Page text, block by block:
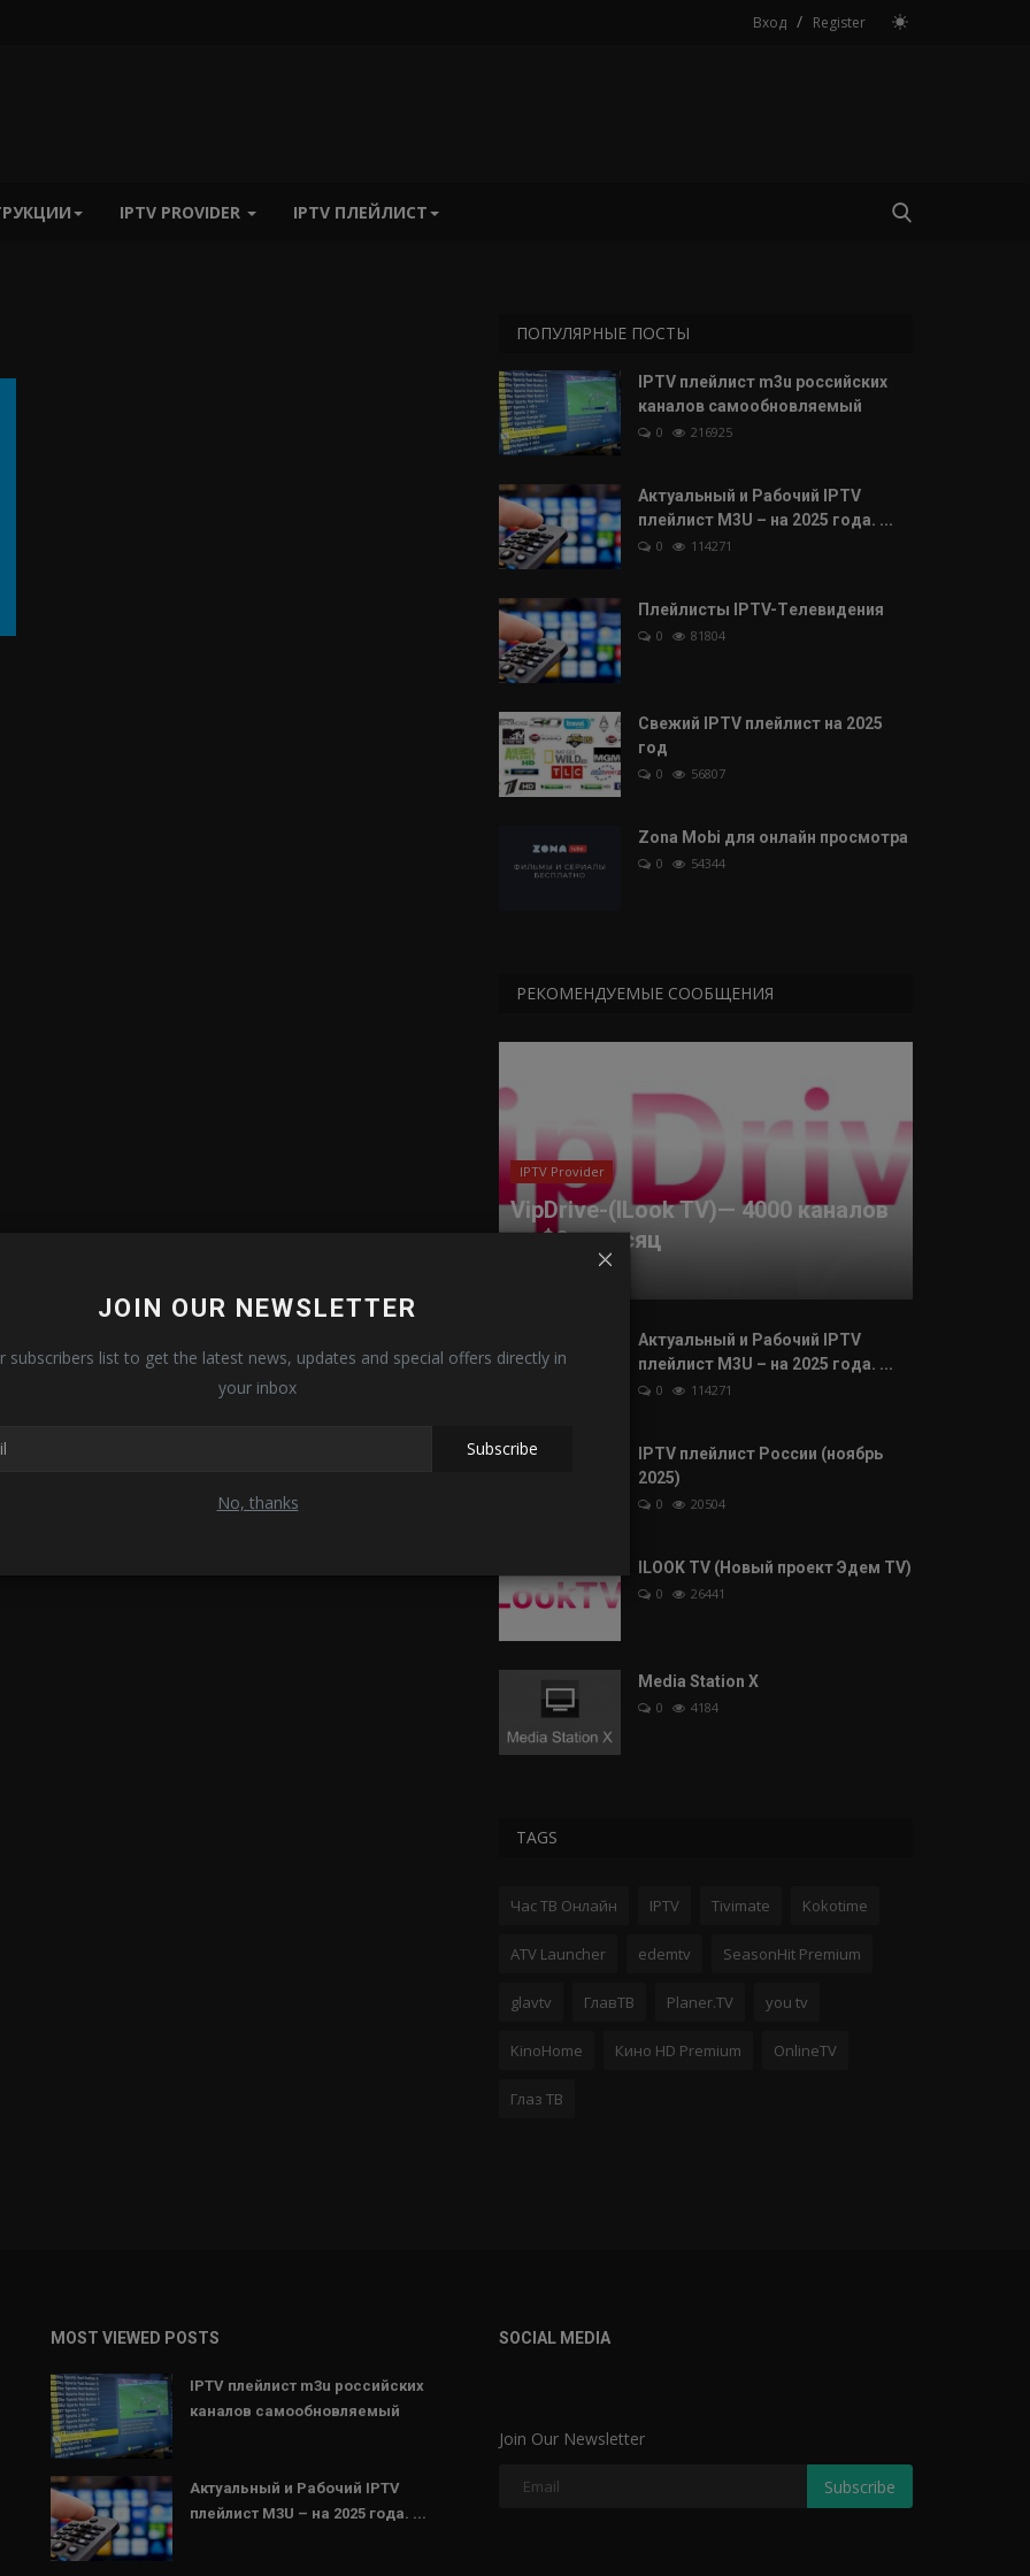
Вход / Register
IPTV PROVIDER IPTV ПЛЕЙЛИСТ
JOIN OUR NEWSLETTER
subscribers list to get the latest news, updates and special offers directly in
your inbox
Subscribe
No, thanks
ПОПУЛЯРНЫЕ ПОСТЫ
IPTV плейлист m3u российских
каналов самообновляемый
0 216925
Актуальный и Рабочий IPTV
плейлист M3U – на 2025 года. ...
0 114271
Плейлисты IPTV-Tелевидения
0 81804
Свежий IPTV плейлист на 2025
год
0 56807
Zona Mobi для онлайн просмотра
0 54344
РЕКОМЕНДУЕМЫЕ СООБЩЕНИЯ
IPTV Provider
VipDrive-(ILook TV)— 4000 каналов
за $2 в месяц
Актуальный и Рабочий IPTV
плейлист M3U – на 2025 года. ...
0 114271
IPTV плейлист России (ноябрь
2025)
0 20504
ILOOK TV (Новый проект Эдем TV)
0 26441
Media Station X
0 4184
TAGS
Час ТВ Онлайн IPTV Tivimate Kokotime
ATV Launcher edemtv SeasonHit Premium
glavtv ГлавТВ Planer.TV you tv
KinoHome Кино HD Premium OnlineTV
Глаз ТВ
MOST VIEWED POSTS
IPTV плейлист m3u российских
каналов самообновляемый
Актуальный и Рабочий IPTV
плейлист M3U – на 2025 года. ...
SOCIAL MEDIA
Join Our Newsletter
Subscribe